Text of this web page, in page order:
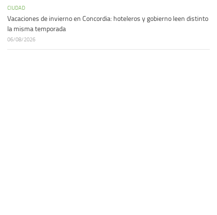
CIUDAD
Vacaciones de invierno en Concordia: hoteleros y gobierno leen distinto
la misma temporada
06/08/2026